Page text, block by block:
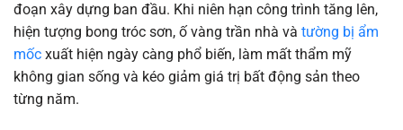
đoạn xây dựng ban đầu. Khi niên hạn công trình tăng lên,
hiện tượng bong tróc sơn, ố vàng trần nhà và tường bị ẩm
mốc xuất hiện ngày càng phổ biến, làm mất thẩm mỹ
không gian sống và kéo giảm giá trị bất động sản theo
từng năm.